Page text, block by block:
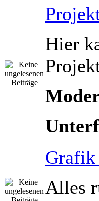
Hier
Grafik
Alles